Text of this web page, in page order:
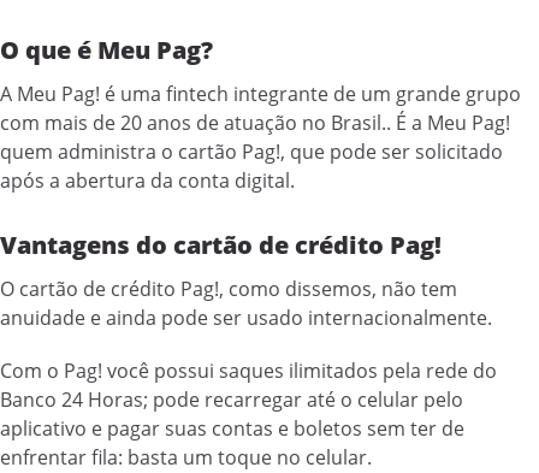
O que é Meu Pag?
A Meu Pag! é uma fintech integrante de um grande grupo
com mais de 20 anos de atuação no Brasil.. É a Meu Pag!
quem administra o cartão Pag!, que pode ser solicitado
após a abertura da conta digital.
Vantagens do cartão de crédito Pag!
O cartão de crédito Pag!, como dissemos, não tem
anuidade e ainda pode ser usado internacionalmente.
Com o Pag! você possui saques ilimitados pela rede do
Banco 24 Horas; pode recarregar até o celular pelo
aplicativo e pagar suas contas e boletos sem ter de
enfrentar fila: basta um toque no celular.